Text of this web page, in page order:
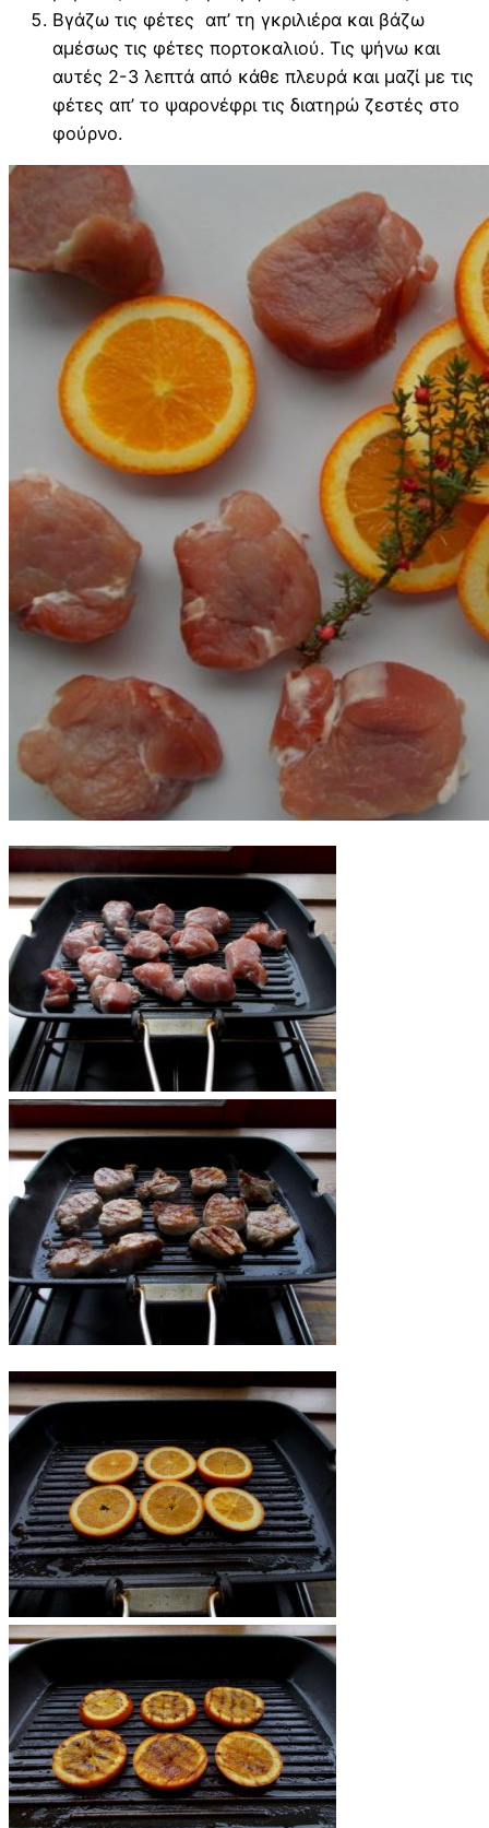
Βγάζω τις φέτες απ’ τη γκριλιέρα και βάζω
αμέσως τις φέτες πορτοκαλιού. Τις ψήνω και
αυτές 2-3 λεπτά από κάθε πλευρά και μαζί με τις
φέτες απ’ το ψαρονέφρι τις διατηρώ ζεστές στο
φούρνο.